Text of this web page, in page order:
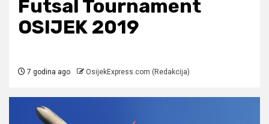
Futsal Tournament
OSIJEK 2019
7 godina ago OsijekExpress.com (Redakcija)